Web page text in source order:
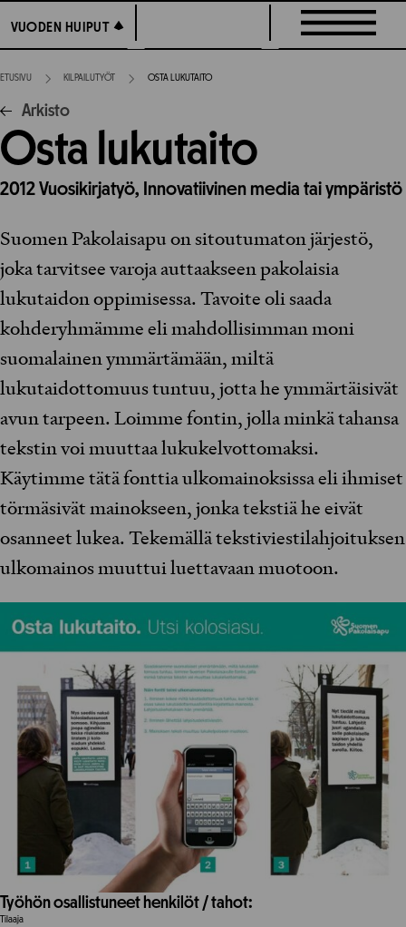
suoraan
sisältöön
VUODEN HUIPUT
VUODEN HUIPUT
ETUSIVU KILPAILUTYÖT OSTA LUKUTAITO
Arkisto
Osta lukutaito
2012Vuosikirjatyö, Innovatiivinen media tai ympäristö
Suomen Pakolaisapu on sitoutumaton järjestö,
joka tarvitsee varoja auttaakseen pakolaisia
lukutaidon oppimisessa. Tavoite oli saada
kohderyhmämme eli mahdollisimman moni
suomalainen ymmärtämään, miltä
lukutaidottomuus tuntuu, jotta he ymmärtäisivät
avun tarpeen. Loimme fontin, jolla minkä tahansa
tekstin voi muuttaa lukukelvottomaksi.
Käytimme tätä fonttia ulkomainoksissa eli ihmiset
törmäsivät mainokseen, jonka tekstiä he eivät
osanneet lukea. Tekemällä tekstiviestilahjoituksen
ulkomainos muuttui luettavaan muotoon.
Työhön osallistuneet henkilöt / tahot:
Tilaaja